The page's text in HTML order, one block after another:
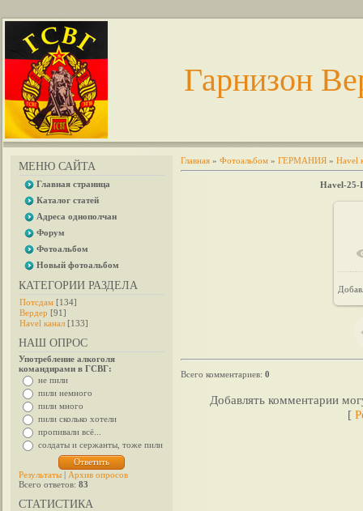
Гарнизон
МЕНЮ САЙТА
Главная страница
Каталог статей
Адреса однополчан
Форум
Фотоальбом
Новый фотоальбом
КАТЕГОРИИ РАЗДЕЛА
Потсдам [134]
Вердер [91]
Havel канал [133]
НАШ ОПРОС
Употребление алкоголя
командирами в ГСВГ:
не пили
пили немного
пили много
пили сколько хотели
пропивали всё...
солдаты и сержанты, тоже пили
Результаты | Архив опросов
Всего ответов: 83
СТАТИСТИКА
Главная » Фотоальбом » ГЕРМАНИЯ » Havel
Havel-25-
Всего комментариев: 0
Добавлять комментарии
[